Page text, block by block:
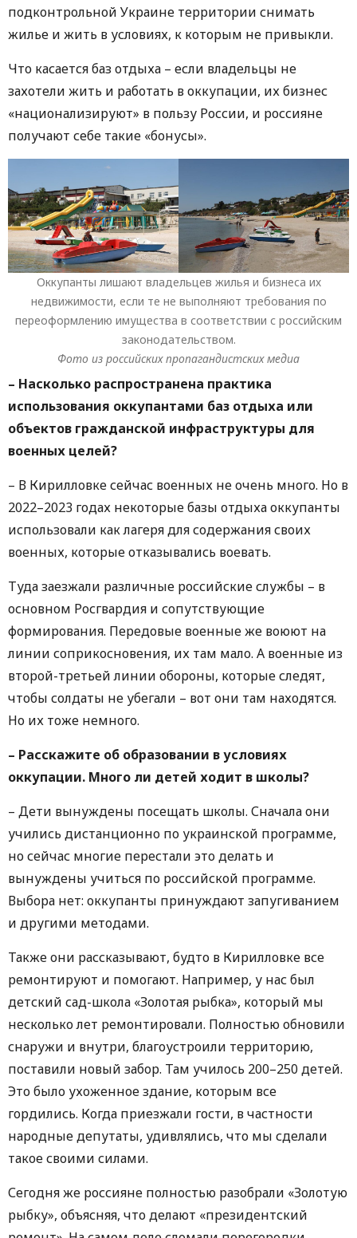
подконтрольной Украине территории снимать
жилье и жить в условиях, к которым не привыкли.
Что касается баз отдыха – если владельцы не
захотели жить и работать в оккупации, их бизнес
«национализируют» в пользу России, и россияне
получают себе такие «бонусы».
Оккупанты лишают владельцев жилья и бизнеса их
недвижимости, если те не выполняют требования по
переоформлению имущества в соответствии с российским
законодательством.
Фото из российских пропагандистских медиа
– Насколько распространена практика
использования оккупантами баз отдыха или
объектов гражданской инфраструктуры для
военных целей?
– В Кирилловке сейчас военных не очень много. Но в
2022–2023 годах некоторые базы отдыха оккупанты
использовали как лагеря для содержания своих
военных, которые отказывались воевать.
Туда заезжали различные российские службы – в
основном Росгвардия и сопутствующие
формирования. Передовые военные же воюют на
линии соприкосновения, их там мало. А военные из
второй-третьей линии обороны, которые следят,
чтобы солдаты не убегали – вот они там находятся.
Но их тоже немного.
– Расскажите об образовании в условиях
оккупации. Много ли детей ходит в школы?
– Дети вынуждены посещать школы. Сначала они
учились дистанционно по украинской программе,
но сейчас многие перестали это делать и
вынуждены учиться по российской программе.
Выбора нет: оккупанты принуждают запугиванием
и другими методами.
Также они рассказывают, будто в Кирилловке все
ремонтируют и помогают. Например, у нас был
детский сад-школа «Золотая рыбка», который мы
несколько лет ремонтировали. Полностью обновили
снаружи и внутри, благоустроили территорию,
поставили новый забор. Там училось 200–250 детей.
Это было ухоженное здание, которым все
гордились. Когда приезжали гости, в частности
народные депутаты, удивлялись, что мы сделали
такое своими силами.
Сегодня же россияне полностью разобрали «Золотую
рыбку», объясняя, что делают «президентский